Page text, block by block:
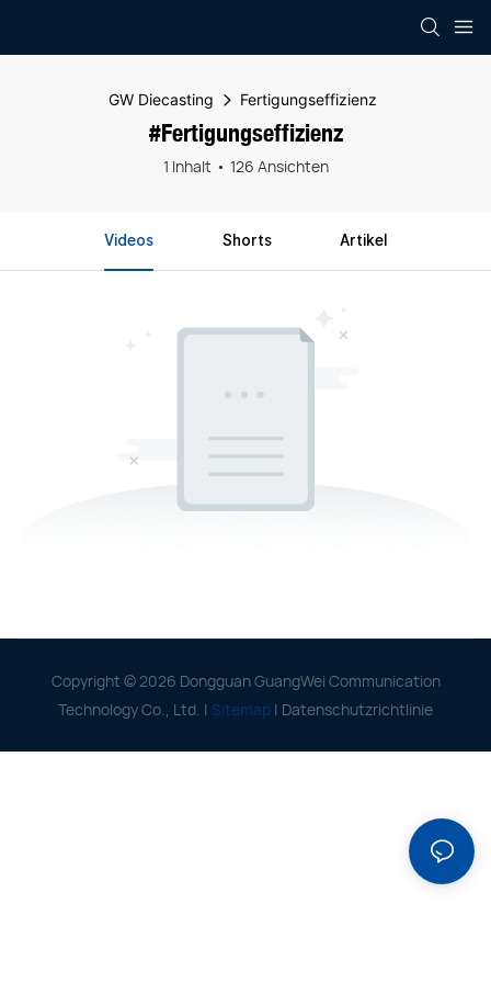
GW Diecasting Fertigungseffizienz
#Fertigungseffizienz
1 Inhalt 126 Ansichten
Videos Shorts Artikel
Copyright © 2026 Dongguan GuangWei Communication
Technology Co., Ltd. | Sitemap | Datenschutzrichtlinie